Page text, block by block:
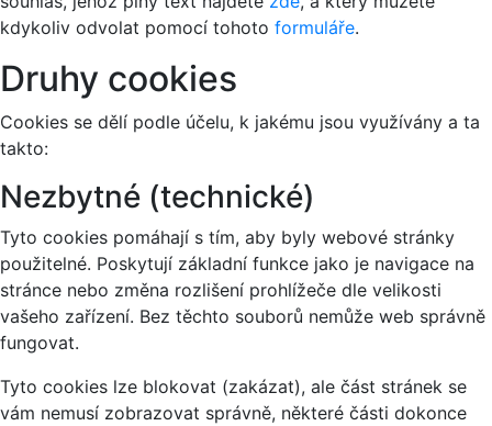
kdykoliv odvolat pomocí tohoto formuláře.
Druhy cookies
Cookies se dělí podle účelu, k jakému jsou využívány a ta
takto:
Nezbytné (technické)
Tyto cookies pomáhají s tím, aby byly webové stránky
použitelné. Poskytují základní funkce jako je navigace na
stránce nebo změna rozlišení prohlížeče dle velikosti
vašeho zařízení. Bez těchto souborů nemůže web správně
fungovat.
Tyto cookies lze blokovat (zakázat), ale část stránek se
vám nemusí zobrazovat správně, některé části dokonce